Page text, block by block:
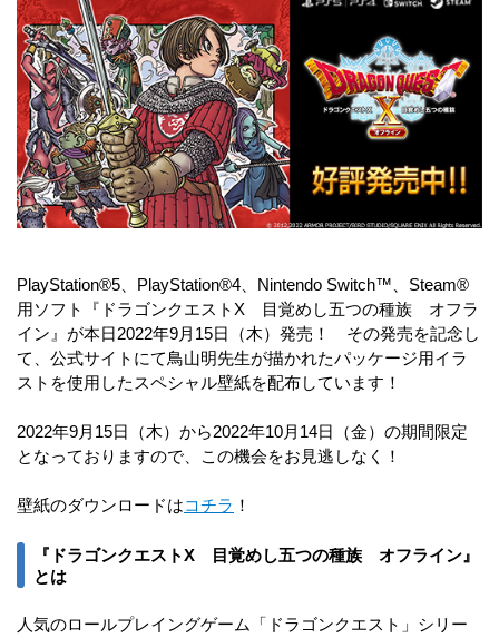
PlayStation®5、PlayStation®4、Nintendo Switch™、Steam®
用ソフト『ドラゴンクエストX 目覚めし五つの種族 オフラ
イン』が本日2022年9月15日（木）発売！ その発売を記念し
て、公式サイトにて鳥山明先生が描かれたパッケージ用イラ
ストを使用したスペシャル壁紙を配布しています！
2022年9月15日（木）から2022年10月14日（金）の期間限定
となっておりますので、この機会をお見逃しなく！
壁紙のダウンロードはコチラ ！
『ドラゴンクエストX 目覚めし五つの種族 オフライン』
とは
人気のロールプレイングゲーム「ドラゴンクエスト」シリー